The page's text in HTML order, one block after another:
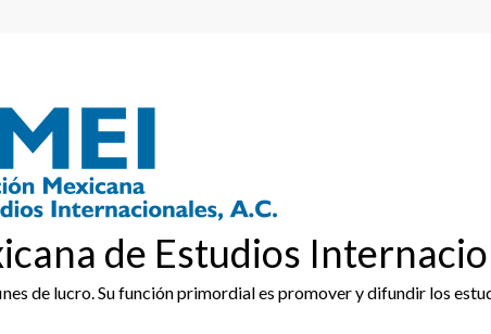
de Estudios
de lucro. Su función primordial es promover y difundir los